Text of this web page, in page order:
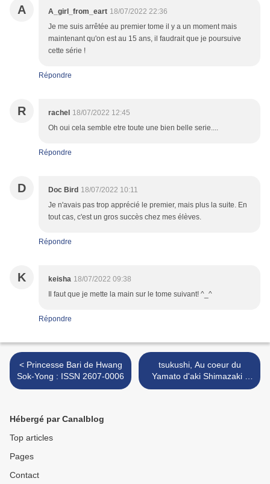
A A_girl_from_eart 18/07/2022 22:36
Je me suis arrêtée au premier tome il y a un moment mais
maintenant qu'on est au 15 ans, il faudrait que je poursuive
cette série !
Répondre
R rachel 18/07/2022 12:45
Oh oui cela semble etre toute une bien belle serie....
Répondre
D Doc Bird 18/07/2022 10:11
Je n'avais pas trop apprécié le premier, mais plus la suite. En
tout cas, c'est un gros succès chez mes élèves.
Répondre
K keisha 18/07/2022 09:38
Il faut que je mette la main sur le tome suivant! ^_^
Répondre
< Princesse Bari de Hwang
Sok-Yong : ISSN 2607-0006
tsukushi, Au coeur du
Yamato d'aki Shimazaki :
ISSN 2607-0006 >
Hébergé par Canalblog
Top articles
Pages
Contact